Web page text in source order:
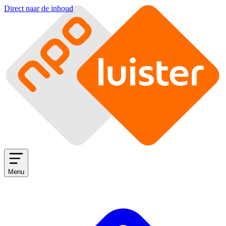
Direct naar de inhoud
Menu